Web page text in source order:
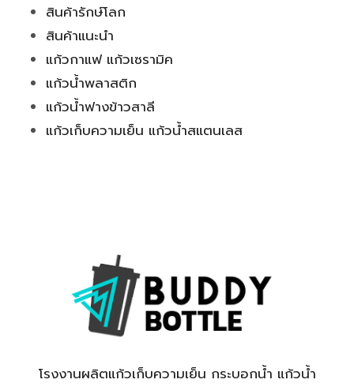
สินค้ารักษ์โลก
สินค้าแนะนำ
แก้วกาแฟ แก้วเซรามิค
แก้วน้ำพลาสติก
แก้วน้ำฟางข้าวสาลี
แก้วเก็บความเย็น แก้วน้ำสแตนเลส
โรงงานผลิตแก้วเก็บความเย็น กระบอกน้ำ แก้วน้ำ